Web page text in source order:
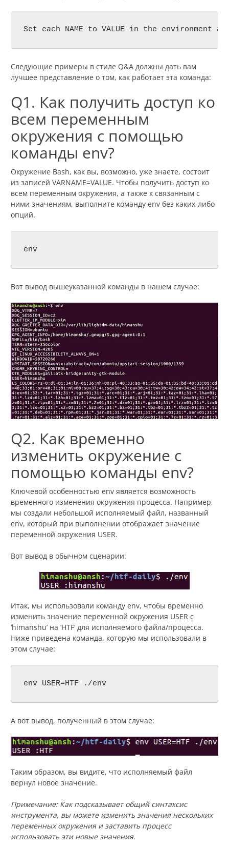
Set each NAME to VALUE in the environment and
Следующие примеры в стиле Q&A должны дать вам
лучшее представление о том, как работает эта команда:
Q1. Как получить доступ ко
всем переменным
окружения с помощью
команды env?
Окружение Bash, как вы, возможно, уже знаете, состоит
из записей VARNAME=VALUE. Чтобы получить доступ ко
всем переменным окружения, а также к связанным с
ними значениям, выполните команду env без каких-либо
опций.
env
Вот вывод вышеуказанной команды в нашем случае:
Q2. Как временно
изменить окружение с
помощью команды env?
Ключевой особенностью env является возможность
временного изменения окружения процесса. Например,
мы создали небольшой исполняемый файл, названный
env, который при выполнении отображает значение
переменной окружения USER.
Вот вывод в обычном сценарии:
Итак, мы использовали команду env, чтобы временно
изменить значение переменной окружения USER с
‘himanshu’ на ‘HTF’ для исполняемого файла/процесса.
Ниже приведена команда, которую мы использовали в
этом случае:
env USER=HTF ./env
А вот вывод, полученный в этом случае:
Таким образом, вы видите, что исполняемый файл
вернул новое значение.
Примечание: Как подсказывает общий синтаксис
инструмента, вы можете изменить значения нескольких
переменных окружения и заставить процесс
использовать эти новые значения.